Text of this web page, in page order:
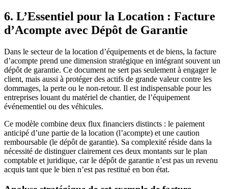
6. L’Essentiel pour la Location : Facture
d’Acompte avec Dépôt de Garantie
Dans le secteur de la location d’équipements et de biens, la facture
d’acompte prend une dimension stratégique en intégrant souvent un
dépôt de garantie. Ce document ne sert pas seulement à engager le
client, mais aussi à protéger des actifs de grande valeur contre les
dommages, la perte ou le non-retour. Il est indispensable pour les
entreprises louant du matériel de chantier, de l’équipement
événementiel ou des véhicules.
Ce modèle combine deux flux financiers distincts : le paiement
anticipé d’une partie de la location (l’acompte) et une caution
remboursable (le dépôt de garantie). Sa complexité réside dans la
nécessité de distinguer clairement ces deux montants sur le plan
comptable et juridique, car le dépôt de garantie n’est pas un revenu
acquis tant que le bien n’est pas restitué en bon état.